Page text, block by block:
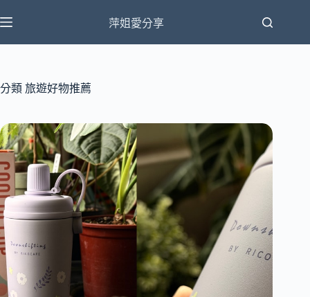
至
主
容
萍姐愛分享
分類 旅遊好物推薦